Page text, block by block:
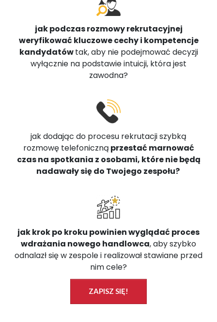
jak podczas rozmowy rekrutacyjnej
weryfikować kluczowe cechy i kompetencje
kandydatówtak, aby nie podejmować decyzji
wyłącznie na podstawie intuicji, która jest
zawodna?
jak dodając do procesu rekrutacji szybką
rozmowę telefoniczną przestać marnować
czas na spotkania z osobami, które nie będą
nadawały się do Twojego zespołu?
jak krok po kroku powinien wyglądać proces
wdrażania nowego handlowca, aby szybko
odnalazł się w zespole i realizował stawiane przed
nim cele?
ZAPISZ SIĘ!